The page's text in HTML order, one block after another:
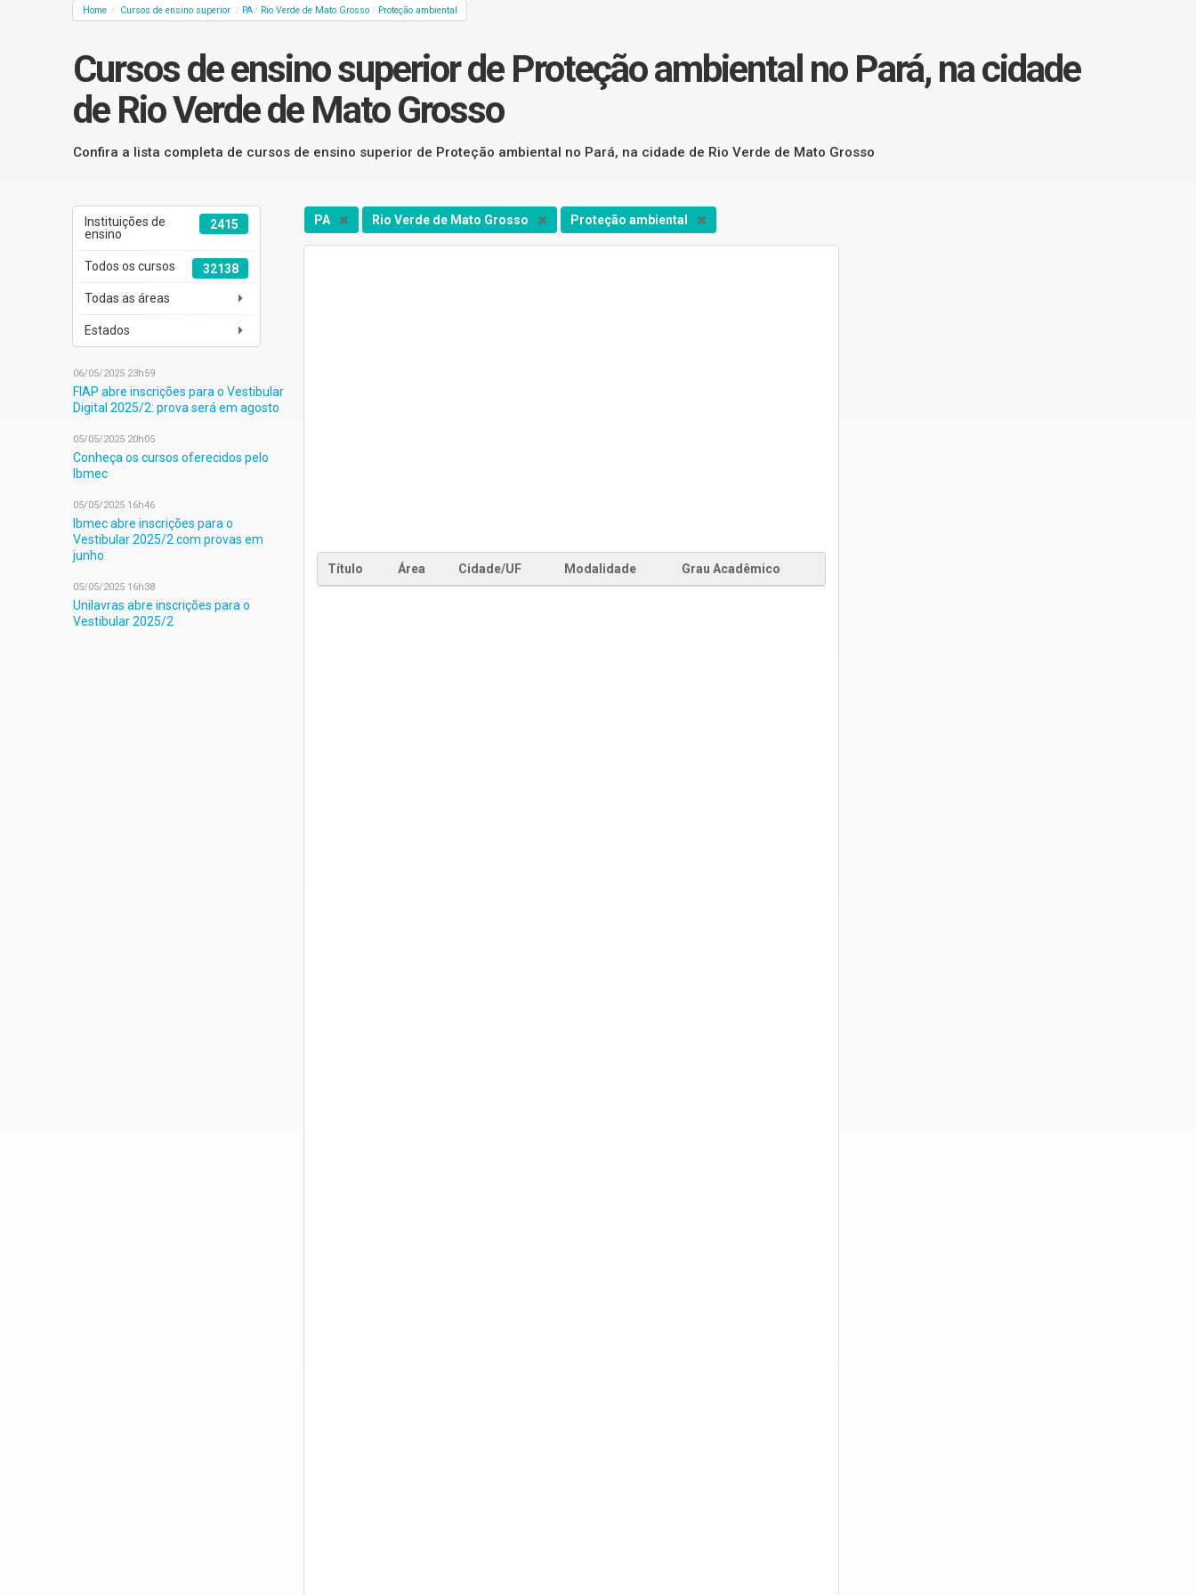
Home / Cursos de ensino superior / PA / Rio Verde de Mato Grosso / Proteção ambiental
Cursos de ensino superior de Proteção ambiental no Pará, na cidade
de Rio Verde de Mato Grosso
Confira a lista completa de cursos de ensino superior de Proteção ambiental no Pará, na cidade de Rio Verde de Mato Grosso
2415
Instituições de
ensino
32138
Todos os cursos
Todas as áreas
Estados
06/05/2025 23h59
FIAP abre inscrições para o Vestibular
Digital 2025/2: prova será em agosto
05/05/2025 20h05
Conheça os cursos oferecidos pelo
Ibmec
05/05/2025 16h46
Ibmec abre inscrições para o
Vestibular 2025/2 com provas em
junho
05/05/2025 16h38
Unilavras abre inscrições para o
Vestibular 2025/2
PA Rio Verde de Mato Grosso Proteção ambiental
Título Área Cidade/UF Modalidade Grau Acadêmico